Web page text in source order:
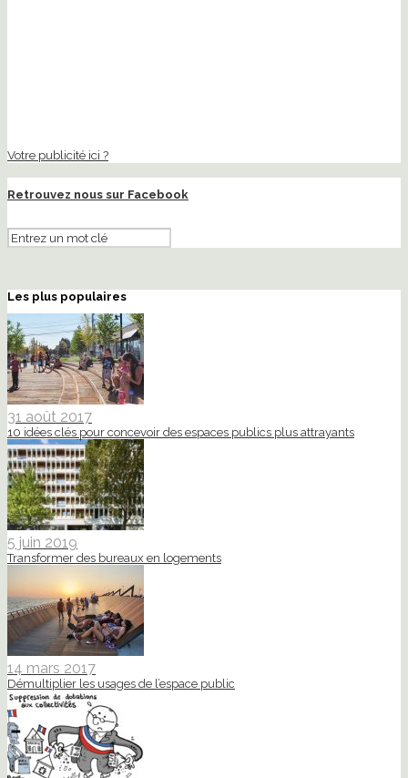
Votre publicité ici ?
Retrouvez nous sur Facebook
Les plus populaires
31 août 2017
10 idées clés pour concevoir des espaces publics plus attrayants
5 juin 2019
Transformer des bureaux en logements
14 mars 2017
Démultiplier les usages de l’espace public